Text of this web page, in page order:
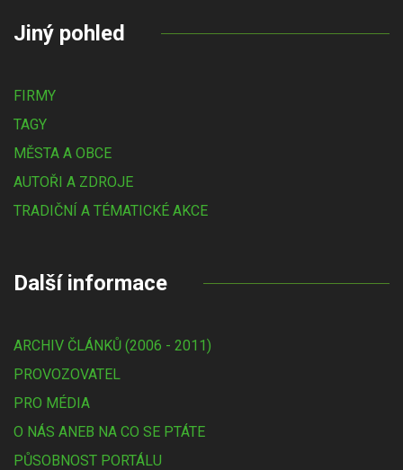
Jiný pohled
FIRMY
TAGY
MĚSTA A OBCE
AUTOŘI A ZDROJE
TRADIČNÍ A TÉMATICKÉ AKCE
Další informace
ARCHIV ČLÁNKŮ (2006 - 2011)
PROVOZOVATEL
PRO MÉDIA
O NÁS ANEB NA CO SE PTÁTE
PŮSOBNOST PORTÁLU